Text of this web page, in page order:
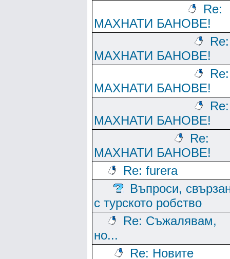
Re:
МАХНАТИ БАНОВЕ!
Re:
МАХНАТИ БАНОВЕ!
Re:
МАХНАТИ БАНОВЕ!
Re:
МАХНАТИ БАНОВЕ!
Re:
МАХНАТИ БАНОВЕ!
Re: furera
Въпроси,
с турското робство
Re: Съжалявам,
но...
Re: Новите